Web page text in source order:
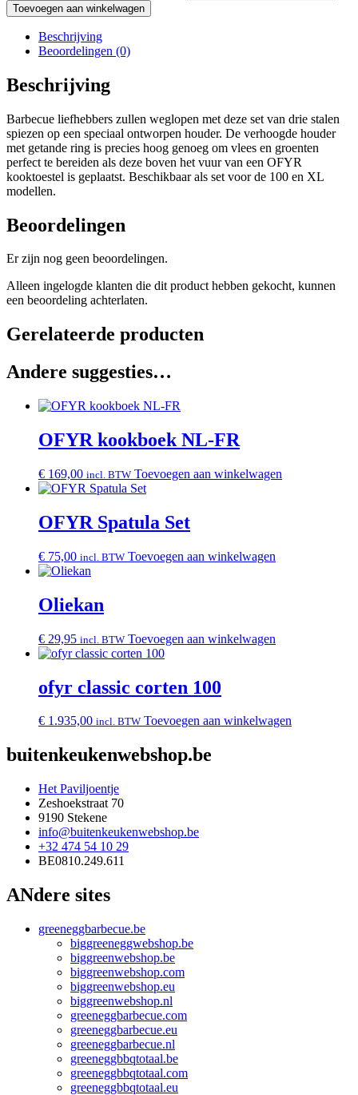
Toevoegen aan winkelwagen
Beschrijving
Beoordelingen (0)
Beschrijving
Barbecue liefhebbers zullen weglopen met deze set van drie stalen
spiezen op een speciaal ontworpen houder. De verhoogde houder
met getande ring is precies hoog genoeg om vlees en groenten
perfect te bereiden als deze boven het vuur van een OFYR
kooktoestel is geplaatst. Beschikbaar als set voor de 100 en XL
modellen.
Beoordelingen
Er zijn nog geen beoordelingen.
Alleen ingelogde klanten die dit product hebben gekocht, kunnen
een beoordeling achterlaten.
Gerelateerde producten
Andere suggesties…
OFYR kookboek NL-FR
€ 169,00 incl. BTW Toevoegen aan winkelwagen
OFYR Spatula Set
€ 75,00 incl. BTW Toevoegen aan winkelwagen
Oliekan
€ 29,95 incl. BTW Toevoegen aan winkelwagen
ofyr classic corten 100
€ 1.935,00 incl. BTW Toevoegen aan winkelwagen
buitenkeukenwebshop.be
Het Paviljoentje
Zeshoekstraat 70
9190 Stekene
info@buitenkeukenwebshop.be
+32 474 54 10 29
BE0810.249.611
ANdere sites
greeneggbarbecue.be
biggreeneggwebshop.be
biggreenwebshop.be
biggreenwebshop.com
biggreenwebshop.eu
biggreenwebshop.nl
greeneggbarbecue.com
greeneggbarbecue.eu
greeneggbarbecue.nl
greeneggbbqtotaal.be
greeneggbbqtotaal.com
greeneggbbqtotaal.eu